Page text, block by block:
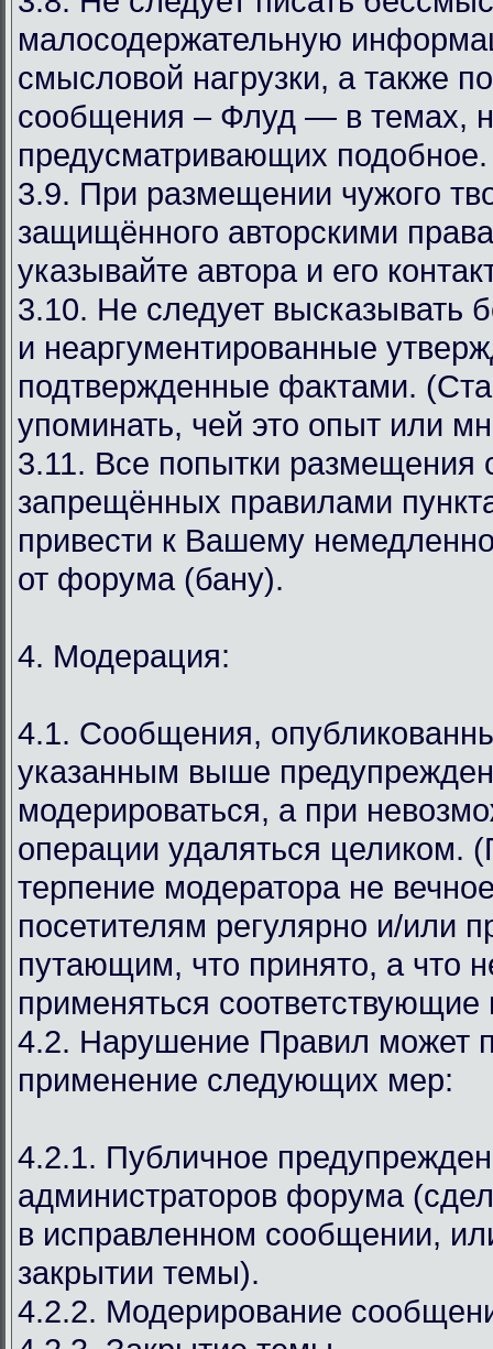
малосодержательную
смысловой нагрузки, а также
сообщения – Флуд — в темах,
предусматривающих подобное.
3.9. При размещении чужого
защищённого авторскими
указывайте автора и его
3.10. Не следует высказывать
и неаргументированные
подтвержденные фактами.
упоминать, чей это опыт или
3.11. Все попытки размещения
запрещённых правилами
привести к Вашему
от форума (бану).
4. Модерация:
4.1. Сообщения,
указанным выше
модерироваться, а при
операции удаляться целиком.
терпение модератора не
посетителям регулярно и/или
путающим, что принято, а что
применяться
4.2. Нарушение Правил может
применение следующих мер:
4.2.1. Публичное
администраторов форума
в исправленном сообщении,
закрытии темы).
4.2.2. Модерирование